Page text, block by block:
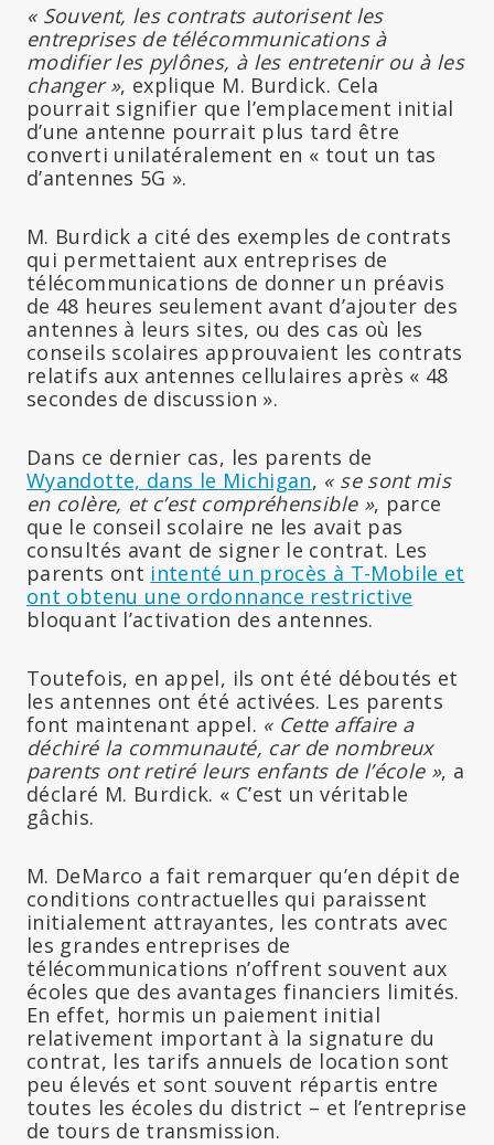
« Souvent, les contrats autorisent les
entreprises de télécommunications à
modifier les pylônes, à les entretenir ou à les
changer », explique M. Burdick. Cela
pourrait signifier que l’emplacement initial
d’une antenne pourrait plus tard être
converti unilatéralement en « tout un tas
d’antennes 5G ».
M. Burdick a cité des exemples de contrats
qui permettaient aux entreprises de
télécommunications de donner un préavis
de 48 heures seulement avant d’ajouter des
antennes à leurs sites, ou des cas où les
conseils scolaires approuvaient les contrats
relatifs aux antennes cellulaires après « 48
secondes de discussion ».
Dans ce dernier cas, les parents de
Wyandotte, dans le Michigan, « se sont mis
en colère, et c’est compréhensible », parce
que le conseil scolaire ne les avait pas
consultés avant de signer le contrat. Les
parents ont intenté un procès à T-Mobile et
ont obtenu une ordonnance restrictive
bloquant l’activation des antennes.
Toutefois, en appel, ils ont été déboutés et
les antennes ont été activées. Les parents
font maintenant appel. « Cette affaire a
déchiré la communauté, car de nombreux
parents ont retiré leurs enfants de l’école », a
déclaré M. Burdick. « C’est un véritable
gâchis.
M. DeMarco a fait remarquer qu’en dépit de
conditions contractuelles qui paraissent
initialement attrayantes, les contrats avec
les grandes entreprises de
télécommunications n’offrent souvent aux
écoles que des avantages financiers limités.
En effet, hormis un paiement initial
relativement important à la signature du
contrat, les tarifs annuels de location sont
peu élevés et sont souvent répartis entre
toutes les écoles du district – et l’entreprise
de tours de transmission.